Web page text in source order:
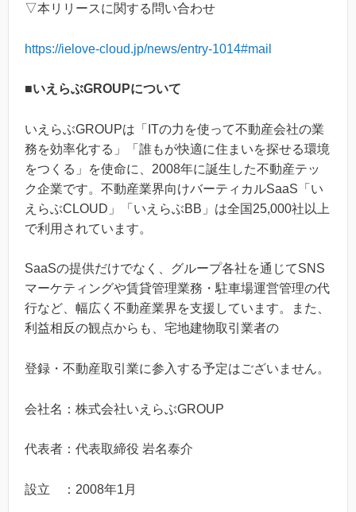
▽本リリースに関する問い合わせ
https://ielove-cloud.jp/news/entry-1014#mail
■いえらぶGROUPについて
いえらぶGROUPは「ITの力を使って不動産会社の業
務を効率化する」「誰もが快適に住まいを探せる環境
をつくる」を使命に、2008年に誕生した不動産テッ
ク企業です。不動産業界向けバーティカルSaaS「い
えらぶCLOUD」「いえらぶBB」は全国25,000社以上
で利用されています。
SaaSの提供だけでなく、グループ各社を通じてSNS
マーケティングや賃貸管理業務・駐車場運営管理の代
行など、幅広く不動産業界を支援しています。また、
利益相反の観点からも、宅地建物取引業者の
登録・不動産取引業に参入する予定はございません。
会社名：株式会社いえらぶGROUP
代表者：代表取締役 岩名泰介
設立 ：2008年1月